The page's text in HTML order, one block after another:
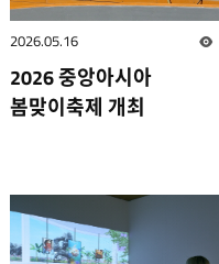
2026.05.16
2026 중앙아시아
봄맞이축제 개최